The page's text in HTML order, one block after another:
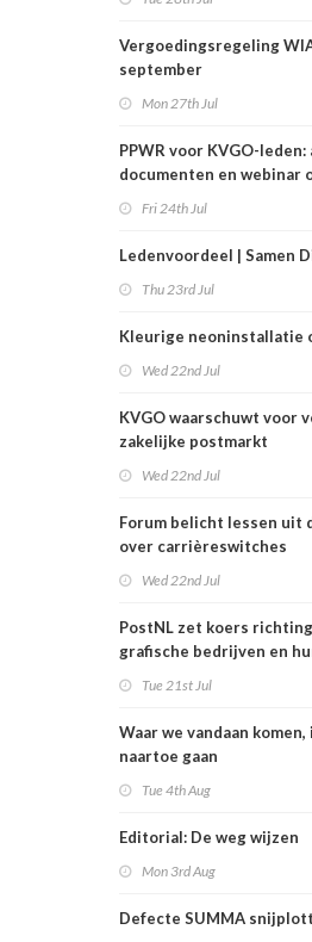
Vergoedingsregeling
september
Mon 27th Jul
PPWR voor KVGO-
documenten en webinar
Fri 24th Jul
Ledenvoordeel | Samen
Thu 23rd Jul
Kleurige neoninstallatie
Wed 22nd Jul
KVGO waarschuwt voor
zakelijke postmarkt
Wed 22nd Jul
Forum belicht lessen uit
over carrièreswitches
Wed 22nd Jul
PostNL zet koers
grafische bedrijven en
Tue 21st Jul
Waar we vandaan
naartoe gaan
Tue 4th Aug
Editorial: De weg wijzen
Mon 3rd Aug
Defecte SUMMA